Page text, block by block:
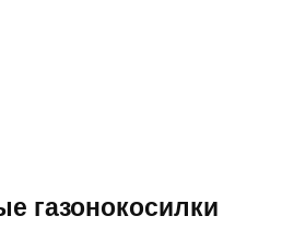
газонокосилки